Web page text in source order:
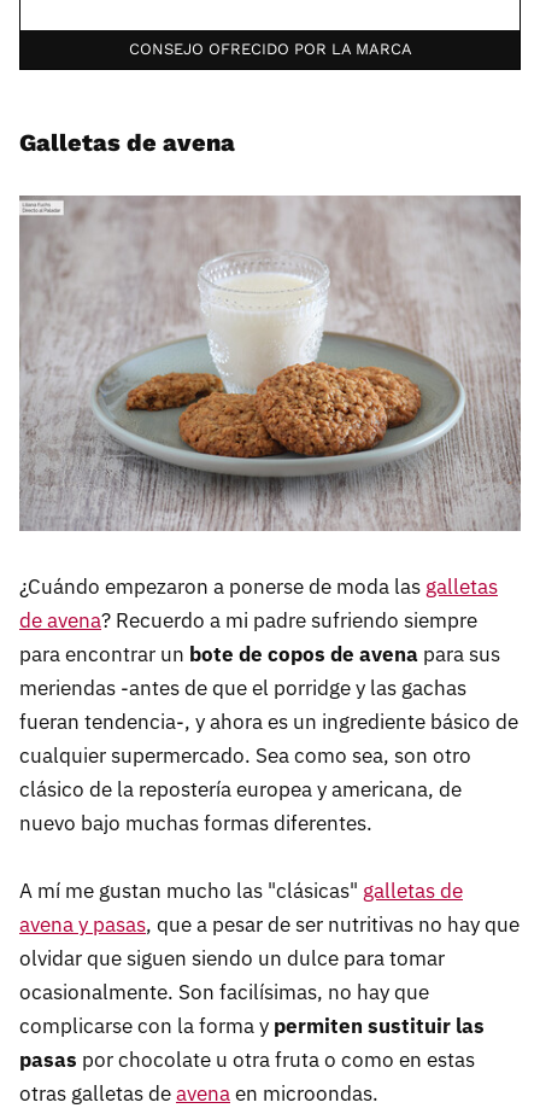
CONSEJO OFRECIDO POR LA MARCA
Galletas de avena
¿Cuándo empezaron a ponerse de moda las galletas
de avena? Recuerdo a mi padre sufriendo siempre
para encontrar un bote de copos de avena para sus
meriendas -antes de que el porridge y las gachas
fueran tendencia-, y ahora es un ingrediente básico de
cualquier supermercado. Sea como sea, son otro
clásico de la repostería europea y americana, de
nuevo bajo muchas formas diferentes.
A mí me gustan mucho las "clásicas" galletas de
avena y pasas, que a pesar de ser nutritivas no hay que
olvidar que siguen siendo un dulce para tomar
ocasionalmente. Son facilísimas, no hay que
complicarse con la forma y permiten sustituir las
pasas por chocolate u otra fruta o como en estas
otras galletas deavenaen microondas.